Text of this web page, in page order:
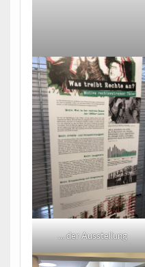
… der Ausstellung